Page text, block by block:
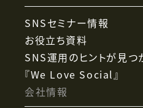
SNSセミナー情報
お役立ち資料
SNS運用のヒントが見つ
『We Love Social』
会社情報